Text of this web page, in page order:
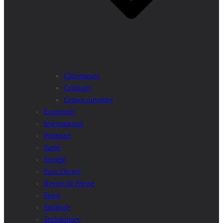
Chroniques
Critiques
Lettres ouvertes
Economie
International
Politique
Santé
Société
Faits Divers
Revue de Presse
Sport
Stratégie
Technology